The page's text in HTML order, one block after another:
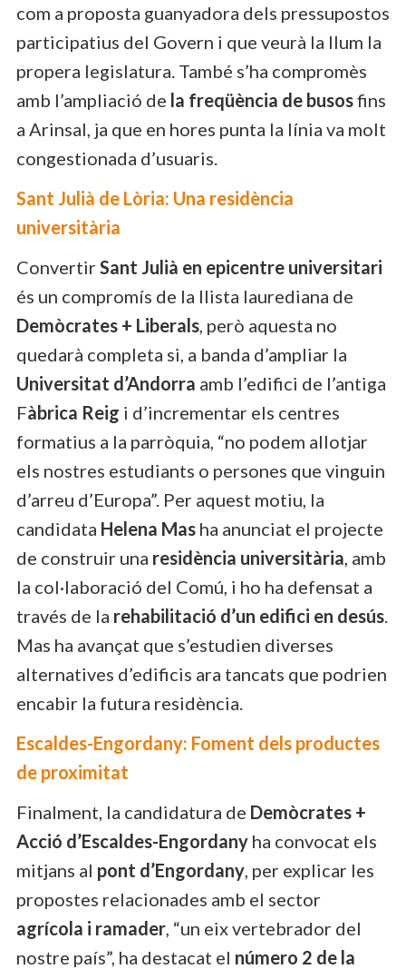
com a proposta guanyadora dels pressupostos
participatius del Govern i que veurà la llum la
propera legislatura. També s’ha compromès
amb l’ampliació de la freqüència de busosfins
a Arinsal, ja que en hores punta la línia va molt
congestionada d’usuaris.
Sant Julià de Lòria: Una residència
universitària
ConvertirSant Julià en epicentre universitari
és un compromís de la llista laurediana de
Demòcrates + Liberals, però aquesta no
quedarà completa si, a banda d’ampliar la
Universitat d’Andorra amb l’edifici de l’antiga
Fàbrica Reig i d’incrementar els centres
formatius a la parròquia, “no podem allotjar
els nostres estudiants o persones que vinguin
d’arreu d’Europa”. Per aquest motiu, la
candidata Helena Mas ha anunciat el projecte
de construir una residència universitària, amb
la col·laboració del Comú, i ho ha defensat a
través de la rehabilitació d’un edifici en desús.
Mas ha avançat que s’estudien diverses
alternatives d’edificis ara tancats que podrien
encabir la futura residència.
Escaldes-Engordany: Foment dels productes
de proximitat
Finalment, la candidatura de Demòcrates +
Acció d’Escaldes-Engordany ha convocat els
mitjans al pont d’Engordany, per explicar les
propostes relacionades amb el sector
agrícola i ramader, “un eix vertebrador del
nostre país”, ha destacat el número 2 de la